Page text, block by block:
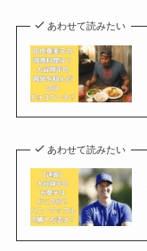
あわせて読みたい
あわせて読みたい